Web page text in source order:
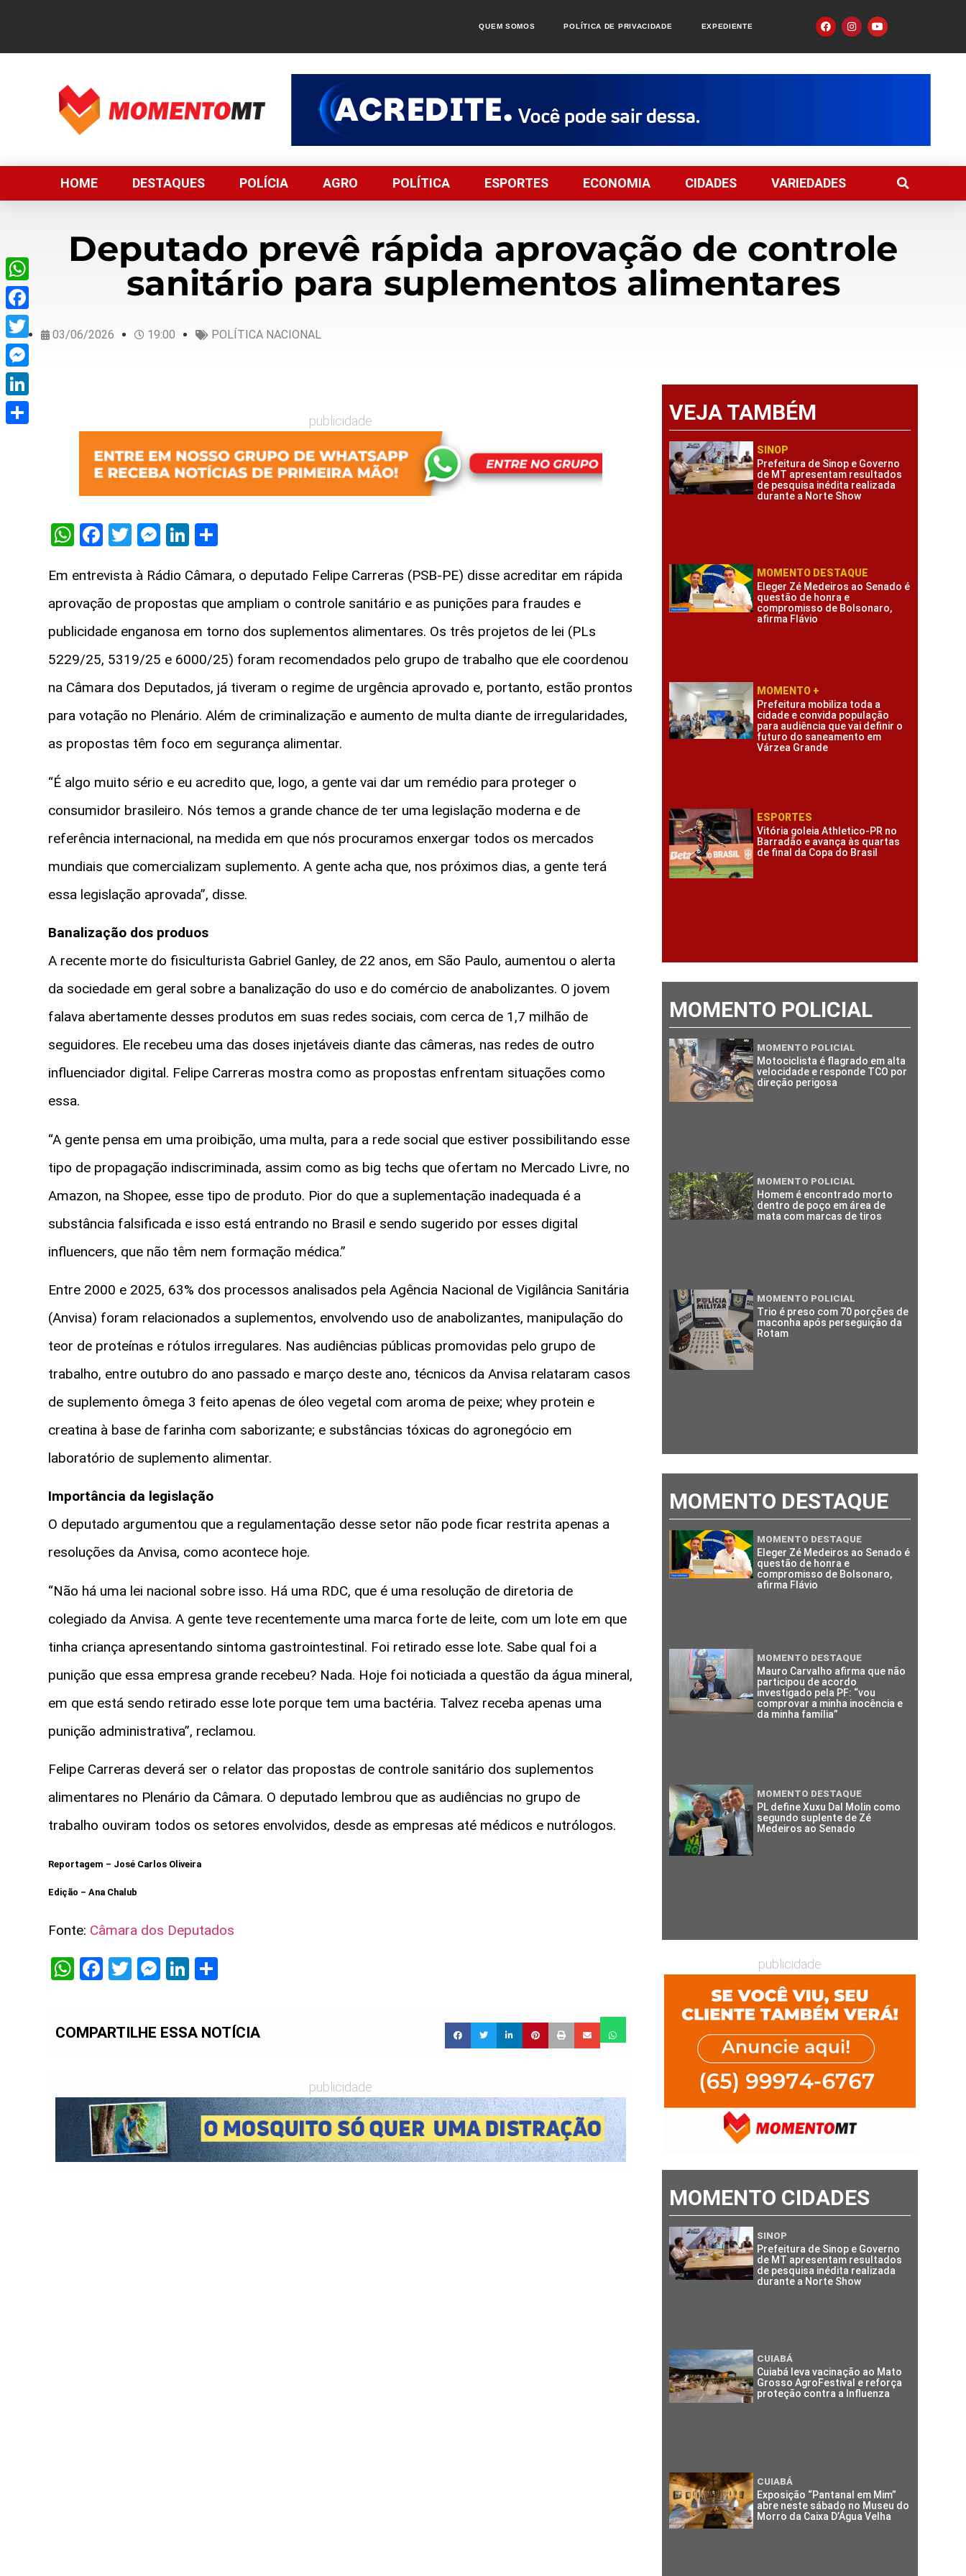
QUEM SOMOS POLÍTICA DE PRIVACIDADE EXPEDIENTE
HOME DESTAQUES POLÍCIA AGRO POLÍTICA ESPORTES ECONOMIA CIDADES VARIEDADES
Deputado prevê rápida aprovação de controle
sanitário para suplementos alimentares
03/06/2026 19:00 POLÍTICA NACIONAL
publicidade
WhatsApp
Facebook
TwitterMessenger
LinkedIn
Em entrevista à Rádio Câmara, o deputado Felipe Carreras (PSB-PE) disse acreditar em rápida
aprovação de propostas que ampliam o controle sanitário e as punições para fraudes e
publicidade enganosa em torno dos suplementos alimentares. Os três projetos de lei (PLs
5229/25, 5319/25 e 6000/25) foram recomendados pelo grupo de trabalho que ele coordenou
na Câmara dos Deputados, já tiveram o regime de urgência aprovado e, portanto, estão prontos
para votação no Plenário. Além de criminalização e aumento de multa diante de irregularidades,
as propostas têm foco em segurança alimentar.
“É algo muito sério e eu acredito que, logo, a gente vai dar um remédio para proteger o
consumidor brasileiro. Nós temos a grande chance de ter uma legislação moderna e de
referência internacional, na medida em que nós procuramos enxergar todos os mercados
mundiais que comercializam suplemento. A gente acha que, nos próximos dias, a gente terá
essa legislação aprovada”, disse.
Banalização dos produos
A recente morte do fisiculturista Gabriel Ganley, de 22 anos, em São Paulo, aumentou o alerta
da sociedade em geral sobre a banalização do uso e do comércio de anabolizantes. O jovem
falava abertamente desses produtos em suas redes sociais, com cerca de 1,7 milhão de
seguidores. Ele recebeu uma das doses injetáveis diante das câmeras, nas redes de outro
influenciador digital. Felipe Carreras mostra como as propostas enfrentam situações como
essa.
“A gente pensa em uma proibição, uma multa, para a rede social que estiver possibilitando esse
tipo de propagação indiscriminada, assim como as big techs que ofertam no Mercado Livre, no
Amazon, na Shopee, esse tipo de produto. Pior do que a suplementação inadequada é a
substância falsificada e isso está entrando no Brasil e sendo sugerido por esses digital
influencers, que não têm nem formação médica.”
Entre 2000 e 2025, 63% dos processos analisados pela Agência Nacional de Vigilância Sanitária
(Anvisa) foram relacionados a suplementos, envolvendo uso de anabolizantes, manipulação do
teor de proteínas e rótulos irregulares. Nas audiências públicas promovidas pelo grupo de
trabalho, entre outubro do ano passado e março deste ano, técnicos da Anvisa relataram casos
de suplemento ômega 3 feito apenas de óleo vegetal com aroma de peixe; whey protein e
creatina à base de farinha com saborizante; e substâncias tóxicas do agronegócio em
laboratório de suplemento alimentar.
Importância da legislação
O deputado argumentou que a regulamentação desse setor não pode ficar restrita apenas a
resoluções da Anvisa, como acontece hoje.
“Não há uma lei nacional sobre isso. Há uma RDC, que é uma resolução de diretoria de
colegiado da Anvisa. A gente teve recentemente uma marca forte de leite, com um lote em que
tinha criança apresentando sintoma gastrointestinal. Foi retirado esse lote. Sabe qual foi a
punição que essa empresa grande recebeu? Nada. Hoje foi noticiada a questão da água mineral,
em que está sendo retirado esse lote porque tem uma bactéria. Talvez receba apenas uma
punição administrativa”, reclamou.
Felipe Carreras deverá ser o relator das propostas de controle sanitário dos suplementos
alimentares no Plenário da Câmara. O deputado lembrou que as audiências no grupo de
trabalho ouviram todos os setores envolvidos, desde as empresas até médicos e nutrólogos.
Reportagem – José Carlos Oliveira
Edição – Ana Chalub
Fonte: Câmara dos Deputados
WhatsApp
Facebook
TwitterMessenger
LinkedIn
COMPARTILHE ESSA NOTÍCIA
publicidade
VEJA TAMBÉM
SINOP
Prefeitura de Sinop e Governo
de MT apresentam resultados
de pesquisa inédita realizada
durante a Norte Show
MOMENTO DESTAQUE
Eleger Zé Medeiros ao Senado é
questão de honra e
compromisso de Bolsonaro,
afirma Flávio
MOMENTO +
Prefeitura mobiliza toda a
cidade e convida população
para audiência que vai definir o
futuro do saneamento em
Várzea Grande
ESPORTES
Vitória goleia Athletico-PR no
Barradão e avança às quartas
de final da Copa do Brasil
MOMENTO POLICIAL
MOMENTO POLICIAL
Motociclista é flagrado em alta
velocidade e responde TCO por
direção perigosa
MOMENTO POLICIAL
Homem é encontrado morto
dentro de poço em área de
mata com marcas de tiros
MOMENTO POLICIAL
Trio é preso com 70 porções de
maconha após perseguição da
Rotam
MOMENTO DESTAQUE
MOMENTO DESTAQUE
Eleger Zé Medeiros ao Senado é
questão de honra e
compromisso de Bolsonaro,
afirma Flávio
MOMENTO DESTAQUE
Mauro Carvalho afirma que não
participou de acordo
investigado pela PF: “vou
comprovar a minha inocência e
da minha família”
MOMENTO DESTAQUE
PL define Xuxu Dal Molin como
segundo suplente de Zé
Medeiros ao Senado
publicidade
MOMENTO CIDADES
SINOP
Prefeitura de Sinop e Governo
de MT apresentam resultados
de pesquisa inédita realizada
durante a Norte Show
CUIABÁ
Cuiabá leva vacinação ao Mato
Grosso AgroFestival e reforça
proteção contra a Influenza
CUIABÁ
Exposição “Pantanal em Mim”
abre neste sábado no Museu do
Morro da Caixa D’Água Velha
WhatsApp
Facebook
Twitter
Messenger
LinkedIn